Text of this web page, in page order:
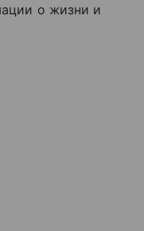
о жизни и